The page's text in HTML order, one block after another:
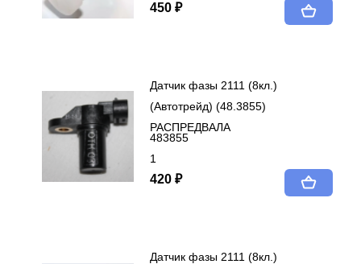
450 ₽
Датчик фазы 2111 (8кл.)
(Автотрейд) (48.3855)
РАСПРЕДВАЛА
483855
1
420 ₽
Датчик фазы 2111 (8кл.)